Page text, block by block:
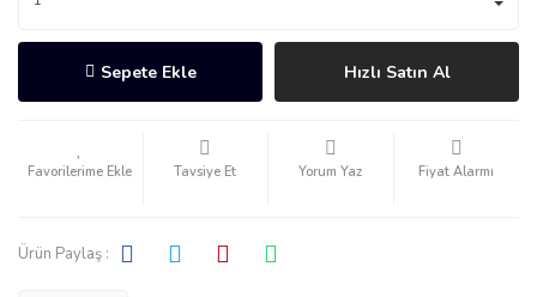
Sepete Ekle Hızlı Satın Al
Tavsiye Et Yorum Yaz Fiyat Alarmı
Ürün Paylaş :